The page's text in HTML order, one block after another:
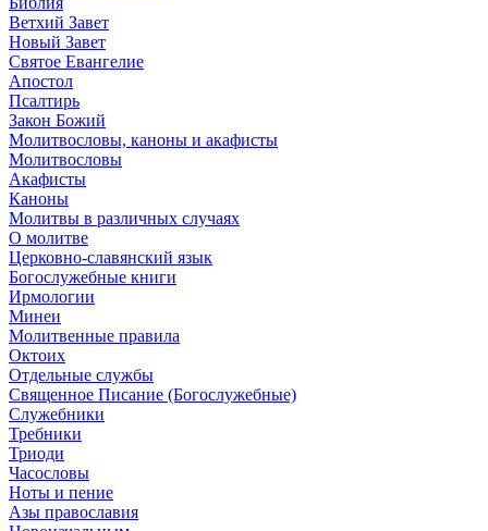
Ветхий Завет
Новый Завет
Святое Евангелие
Апостол
Псалтирь
Закон Божий
Молитвословы, каноны и акафисты
Молитвословы
Акафисты
Каноны
Молитвы в различных случаях
О молитве
Церковно-славянский язык
Богослужебные книги
Ирмологии
Минеи
Молитвенные правила
Октоих
Отдельные службы
Священное Писание (Богослужебные)
Служебники
Требники
Триоди
Часословы
Ноты и пение
Азы православия